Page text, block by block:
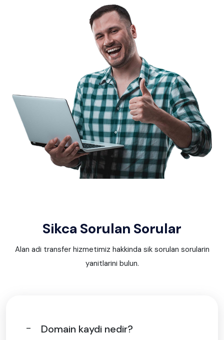
Sikca Sorulan Sorular
Alan adi transfer hizmetimiz hakkinda sik sorulan sorularin
yanitlarini bulun.
Domain kaydi nedir?